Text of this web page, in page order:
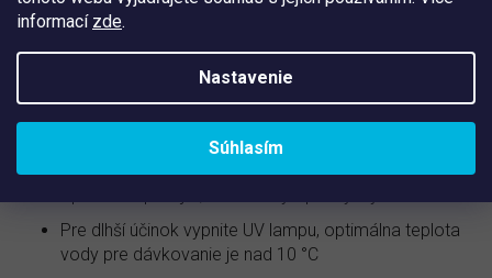
informací zde.
Nastavenie
Súhlasím
Ako aplikovať Super Pond
Pri výskyte rias v jazierku rozmiešajte prípravok v
nádobe s vodou z jazierka a rozlejte po celej ploche.
Prípravok môžete aplikovať pri výskyte rias počas
Pre dlhší účinok vypnite UV lampu, optimálna teplota
vody pre dávkovanie je nad 10 °C